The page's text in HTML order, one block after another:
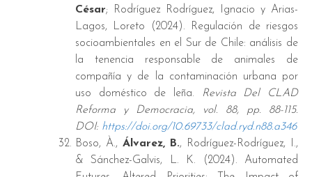
César; Rodríguez Rodríguez, Ignacio y Arias-
Lagos, Loreto (2024). Regulación de riesgos
socioambientales en el Sur de Chile: análisis de
la tenencia responsable de animales de
compañía y de la contaminación urbana por
uso doméstico de leña.
Revista Del CLAD
Reforma y Democracia, vol. 88, pp. 88-115.
DOI: https://doi.org/10.69733/clad.ryd.n88.a346
Boso, À., Álvarez, B., Rodríguez-Rodríguez, I.,
& Sánchez-Galvis, L. K. (2024). Automated